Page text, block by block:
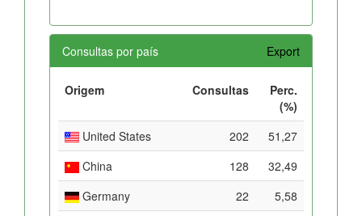
Consultas por país Export
Origem Consultas
Perc.
(%)
United States
202
51,27
China
128
32,49
Germany
22
5,58